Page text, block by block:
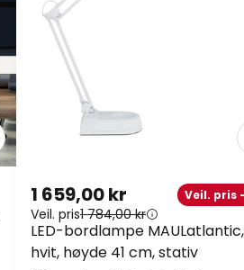
LED-bordlampe MAULatlantic,
hvit, høyde 41 cm, stativ
1 659,00 kr Veil. pris
Veil. pris1 784,00 kr